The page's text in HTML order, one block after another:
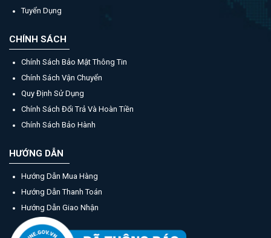
Tuyển Dụng
CHÍNH SÁCH
Chính Sách Bảo Mật Thông Tin
Chính Sách Vận Chuyển
Quy Định Sử Dụng
Chính Sách Đổi Trả Và Hoàn Tiền
Chính Sách Bảo Hành
HƯỚNG DẪN
Hướng Dẫn Mua Hàng
Hướng Dẫn Thanh Toán
Hướng Dẫn Giao Nhận